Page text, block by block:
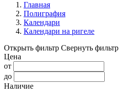
Главная
Полиграфия
Календари
Календари на ригеле
Открыть фильтр Свернуть фильтр
Цена
от
до
Наличие